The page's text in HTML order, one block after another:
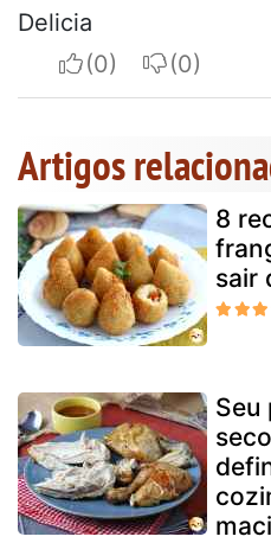
Delicia
I apreciateI do not
Artigos
8
sair
Seu